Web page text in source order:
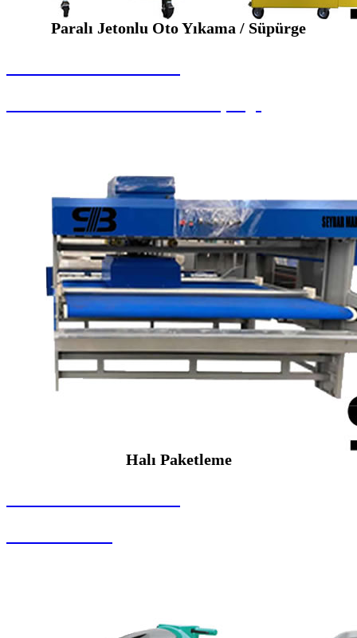
Paralı Jetonlu Oto Yıkama / Süpürge
Halı Paketleme